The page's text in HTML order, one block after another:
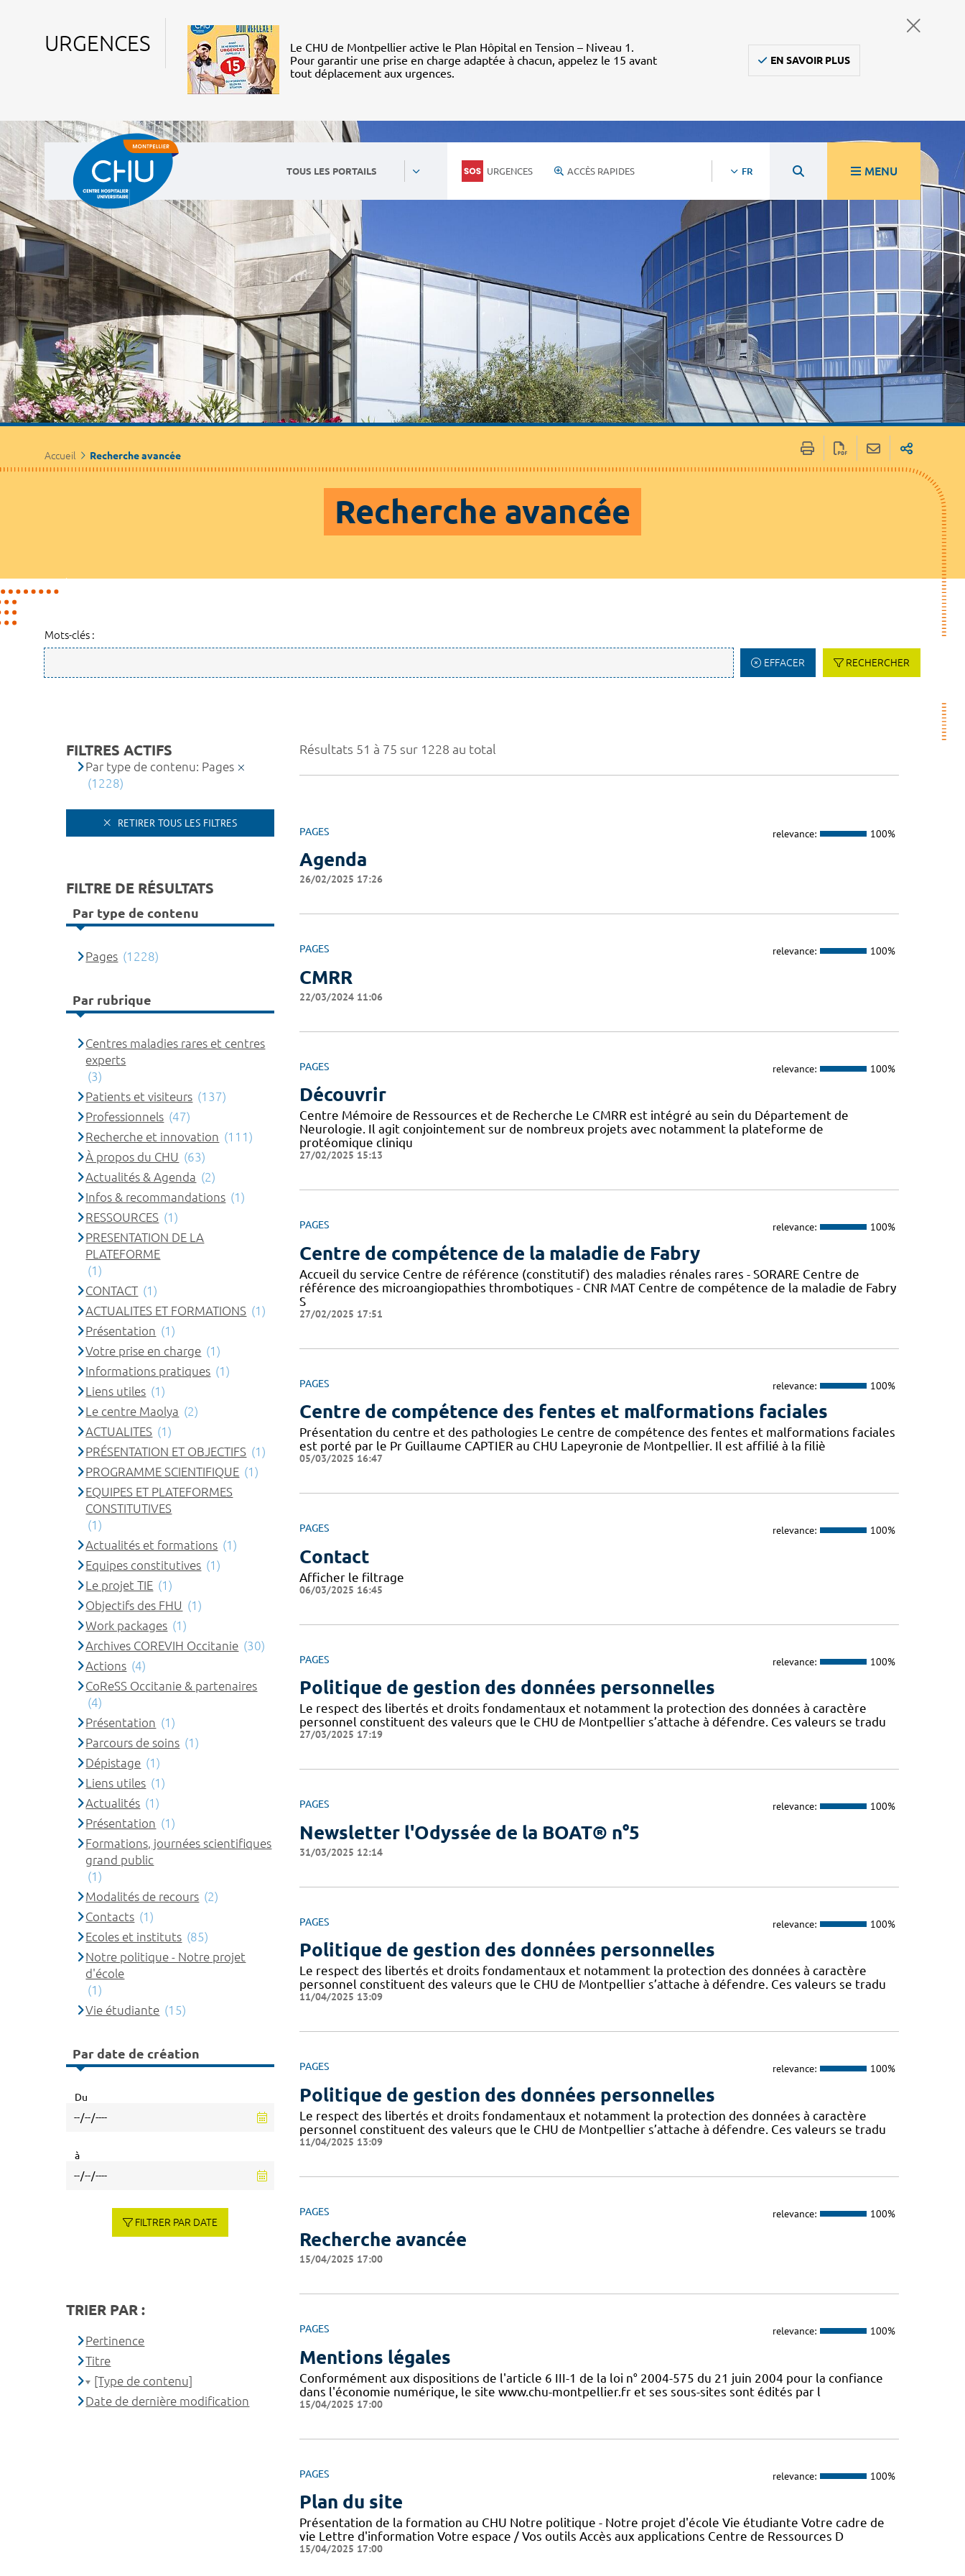
URGENCES
Le CHU de Montpellier active le Plan Hôpital en Tension – Niveau 1.
Pour garantir une prise en charge adaptée à chacun, appelez le 15 avant
tout déplacement aux urgences.
EN SAVOIR PLUS
TOUS LES PORTAILS URGENCES ACCÈS RAPIDES FR MENU
Accueil Recherche avancée
Recherche avancée
Mots-clés :
EFFACER RECHERCHER
Résultats 51 à 75 sur 1228 au total
PAGES relevance: 100%
Agenda
26/02/2025 17:26
PAGES relevance: 100%
CMRR
22/03/2024 11:06
PAGES relevance: 100%
Découvrir
Centre Mémoire de Ressources et de Recherche Le CMRR est intégré au sein du Département de
Neurologie. Il agit conjointement sur de nombreux projets avec notamment la plateforme de
protéomique cliniqu
27/02/2025 15:13
PAGES relevance: 100%
Centre de compétence de la maladie de Fabry
Accueil du service Centre de référence (constitutif) des maladies rénales rares - SORARE Centre de
référence des microangiopathies thrombotiques - CNR MAT Centre de compétence de la maladie de Fabry
S
27/02/2025 17:51
PAGES relevance: 100%
Centre de compétence des fentes et malformations faciales
Présentation du centre et des pathologies Le centre de compétence des fentes et malformations faciales
est porté par le Pr Guillaume CAPTIER au CHU Lapeyronie de Montpellier. Il est affilié à la filiè
05/03/2025 16:47
PAGES relevance: 100%
Contact
Afficher le filtrage
06/03/2025 16:45
PAGES relevance: 100%
Politique de gestion des données personnelles
Le respect des libertés et droits fondamentaux et notamment la protection des données à caractère
personnel constituent des valeurs que le CHU de Montpellier s’attache à défendre. Ces valeurs se tradu
27/03/2025 17:19
PAGES relevance: 100%
Newsletter l'Odyssée de la BOAT® n°5
31/03/2025 12:14
PAGES relevance: 100%
Politique de gestion des données personnelles
Le respect des libertés et droits fondamentaux et notamment la protection des données à caractère
personnel constituent des valeurs que le CHU de Montpellier s’attache à défendre. Ces valeurs se tradu
11/04/2025 13:09
PAGES relevance: 100%
Politique de gestion des données personnelles
Le respect des libertés et droits fondamentaux et notamment la protection des données à caractère
personnel constituent des valeurs que le CHU de Montpellier s’attache à défendre. Ces valeurs se tradu
11/04/2025 13:09
PAGES relevance: 100%
Recherche avancée
15/04/2025 17:00
PAGES relevance: 100%
Mentions légales
Conformément aux dispositions de l'article 6 III-1 de la loi n° 2004-575 du 21 juin 2004 pour la confiance
dans l'économie numérique, le site www.chu-montpellier.fr et ses sous-sites sont édités par l
15/04/2025 17:00
PAGES relevance: 100%
Plan du site
Présentation de la formation au CHU Notre politique - Notre projet d'école Vie étudiante Votre cadre de
vie Lettre d'information Votre espace / Vos outils Accès aux applications Centre de Ressources D
15/04/2025 17:00
FILTRES ACTIFS
Par type de contenu: Pages
(1228)
RETIRER TOUS LES FILTRES
FILTRE DE RÉSULTATS
Par type de contenu
Pages (1228)
Par rubrique
Centres maladies rares et centres
experts
(3)
Patients et visiteurs (137)
Professionnels (47)
Recherche et innovation (111)
À propos du CHU (63)
Actualités & Agenda (2)
Infos & recommandations (1)
RESSOURCES (1)
PRESENTATION DE LA
PLATEFORME
(1)
CONTACT (1)
ACTUALITES ET FORMATIONS (1)
Présentation (1)
Votre prise en charge (1)
Informations pratiques (1)
Liens utiles (1)
Le centre Maolya (2)
ACTUALITES (1)
PRÉSENTATION ET OBJECTIFS (1)
PROGRAMME SCIENTIFIQUE (1)
EQUIPES ET PLATEFORMES
CONSTITUTIVES
(1)
Actualités et formations (1)
Equipes constitutives (1)
Le projet TIE (1)
Objectifs des FHU (1)
Work packages (1)
Archives COREVIH Occitanie (30)
Actions (4)
CoReSS Occitanie & partenaires
(4)
Présentation (1)
Parcours de soins (1)
Dépistage (1)
Liens utiles (1)
Actualités (1)
Présentation (1)
Formations, journées scientifiques
grand public
(1)
Modalités de recours (2)
Contacts (1)
Ecoles et instituts (85)
Notre politique - Notre projet
d'école
(1)
Vie étudiante (15)
Par date de création
Du
à
FILTRER PAR DATE
TRIER PAR :
Pertinence
Titre
[Type de contenu]
Date de dernière modification